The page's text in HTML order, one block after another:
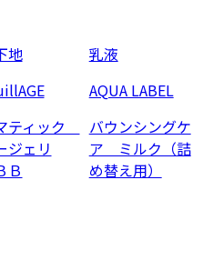
地
ティック
ジェリ
乳液
AQUA LABEL
バウンシングケ
ア ミルク（詰
め替え用）